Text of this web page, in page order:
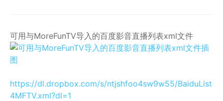
可用与MoreFunTV导入的百度影音直播列表xml文件
https://dl.dropbox.com/s/ntjshfoo4sw9w55/BaiduList
4MFTV.xml?dl=1